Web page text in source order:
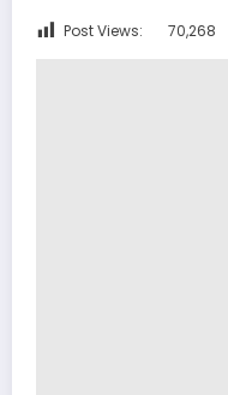
Post Views: 70,268